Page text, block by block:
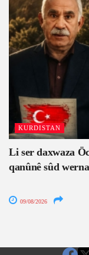
KURDISTAN
Li ser daxwaza
qanûnê sûd
09/08/2026